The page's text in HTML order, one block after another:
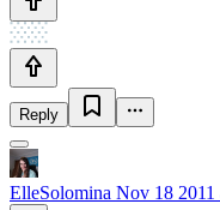
Reply
ElleSolomina Nov 18 2011